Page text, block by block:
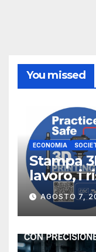
You missed
ECONOMIA
Stampa
lavoro, i
NIOSH
AGOSTO 7,